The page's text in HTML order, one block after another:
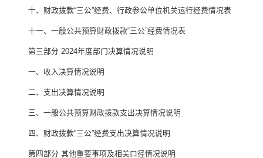
十、财政拨款“三公”经费、行政参公单位机关运行经费情况表
十一、一般公共预算财政拨款“三公”经费情况表
第三部分 2024年度部门决算情况说明
一、收入决算情况说明
二、支出决算情况说明
三、一般公共预算财政拨款支出决算情况说明
四、财政拨款“三公”经费支出决算情况说明
第四部分 其他重要事项及相关口径情况说明